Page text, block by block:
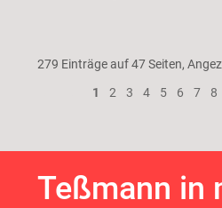
279 Einträge auf 47 Seiten,
1 2 3 4 5 6 7 8
Teßmann in